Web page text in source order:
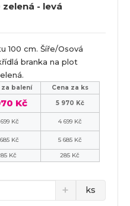
zelená - levá
100 cm. Šíře/Osová
branka na plot
za balení
Cena za ks
Kč
5 970 Kč
Kč
4 699 Kč
Kč
5 685 Kč
Kč 285 Kč
ks